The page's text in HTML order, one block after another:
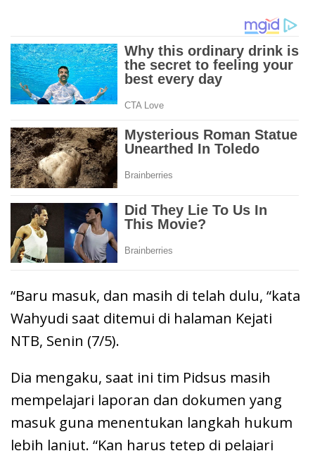
“Baru masuk, dan masih di telah dulu, “kata
Wahyudi saat ditemui di halaman Kejati
NTB, Senin (7/5).
Dia mengaku, saat ini tim Pidsus masih
mempelajari laporan dan dokumen yang
masuk guna menentukan langkah hukum
lebih lanjut. “Kan harus tetep di pelajari